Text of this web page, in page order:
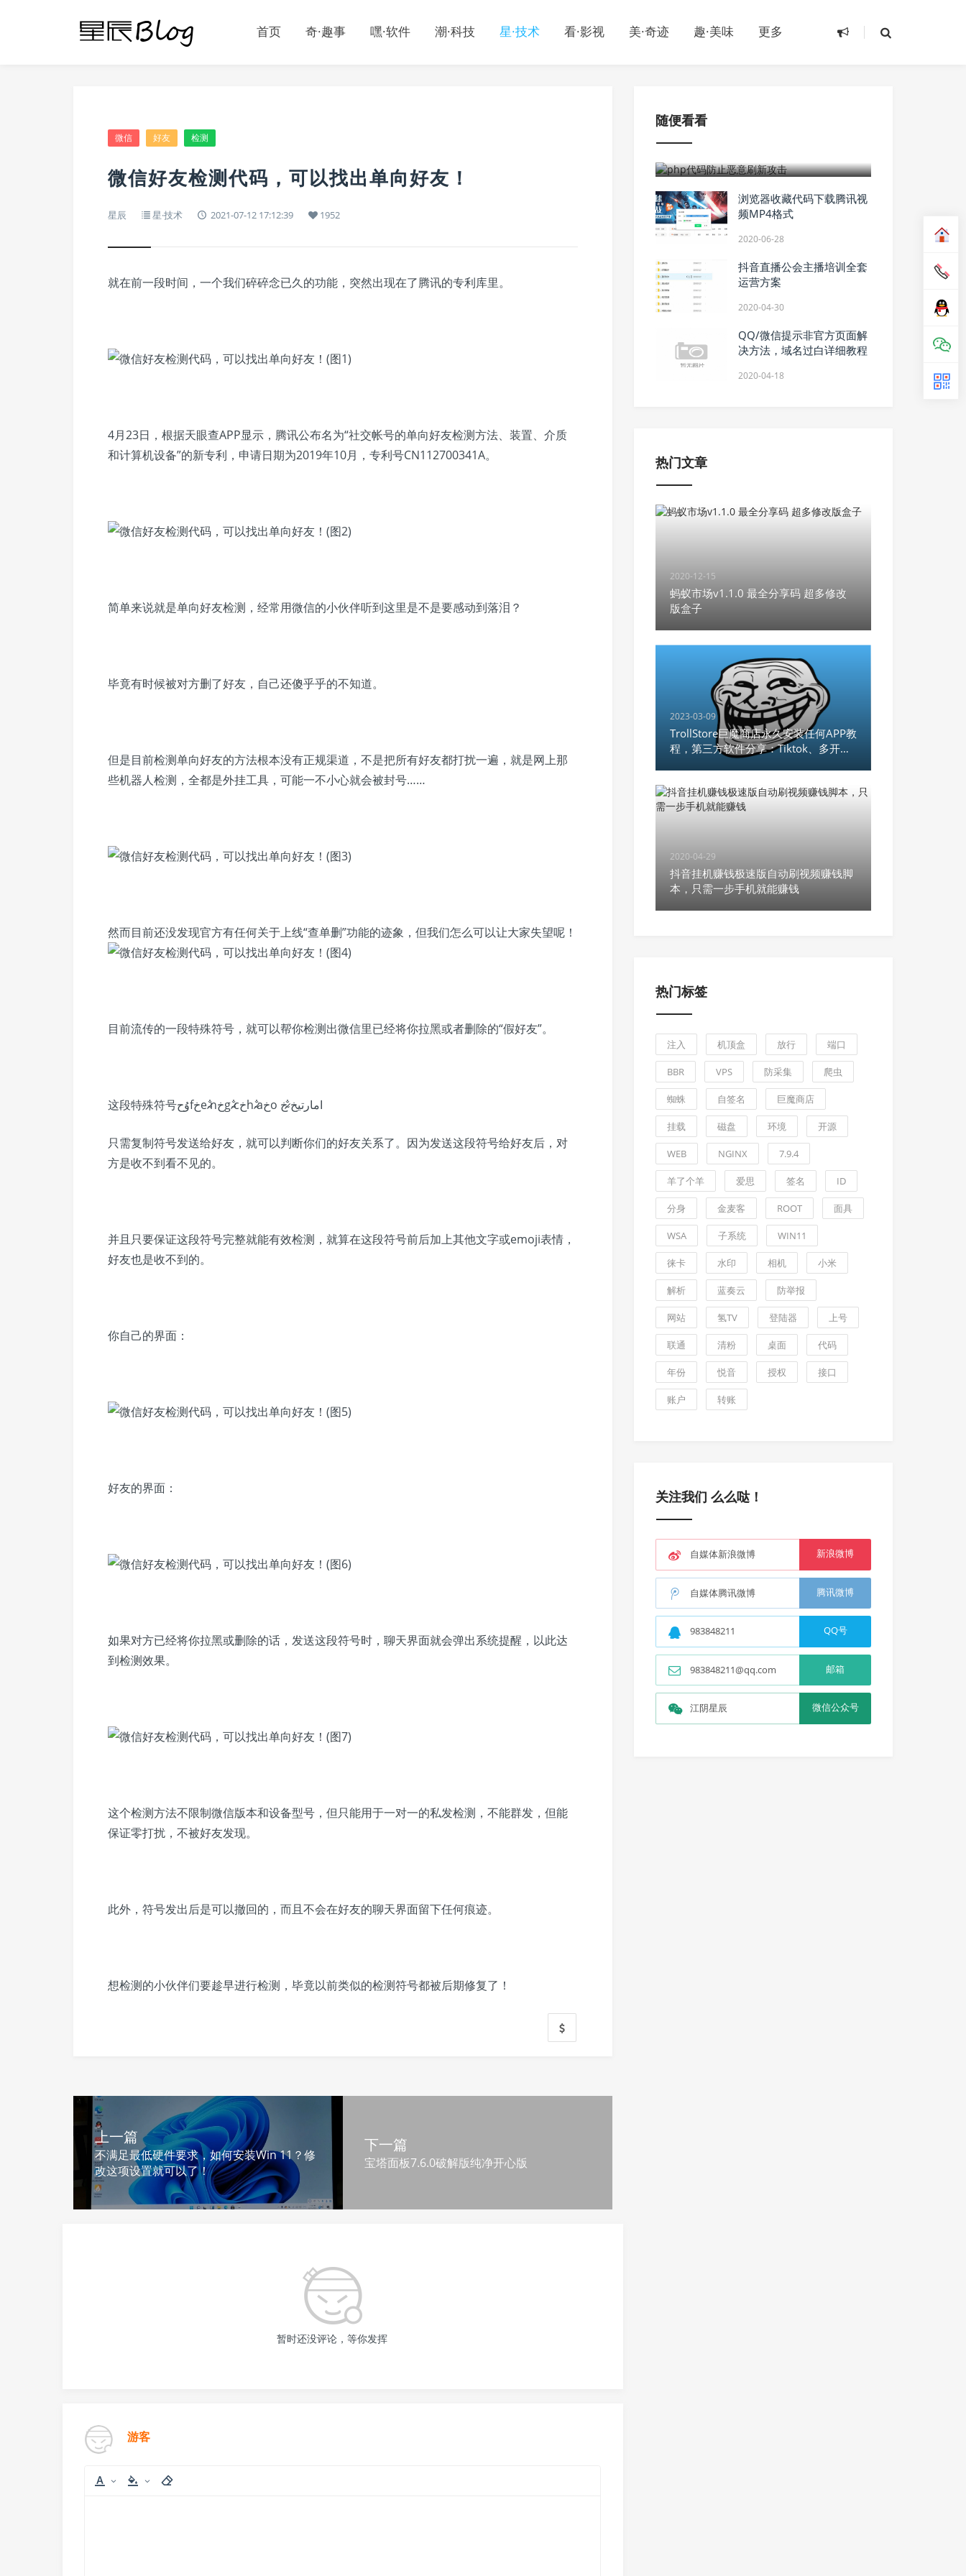
首页 奇·趣事 嘿·软件 潮·科技 星·技术 看·影视 美·奇迹 趣·美味 更多
微信 好友 检测
微信好友检测代码，可以找出单向好友！
星辰 星·技术 2021-07-12 17:12:39 1952
就在前一段时间，一个我们碎碎念已久的功能，突然出现在了腾讯的专利库里。
4月23日，根据天眼查APP显示，腾讯公布名为“社交帐号的单向好友检测方法、装置、介质
和计算机设备”的新专利，申请日期为2019年10月，专利号CN112700341A。
简单来说就是单向好友检测 ，经常用微信的小伙伴听到这里是不是要感动到落泪？
毕竟有时候被对方删了好友，自己还傻乎乎的不知道。
但是目前检测单向好友的方法根本没有正规渠道，不是把所有好友都打扰一遍，就是网上那
些机器人检测，全都是外挂工具，可能一不小心就会被封号……
然而目前还没发现官方有任何关于上线“查单删”功能的迹象，但我们怎么可以让大家失望呢！
目前流传的一段特殊符号，就可以帮你检测出微信里已经将你拉黑或者删除的“假好友”。
这段特殊符号وُحfخe ̷̴̐nخg ̷̴̐cخh ̷̴̐aخo امارتيخ ̷̴̐خ
只需复制符号发送给好友，就可以判断你们的好友关系了。因为发送这段符号给好友后，对
方是收不到看不见的。
并且只要保证这段符号完整就能有效检测， 就算在这段符号前后加上其他文字或emoji表情，
好友也是收不到的。
你自己的界面：
好友的界面：
如果对方已经将你拉黑或删除的话，发送这段符号时，聊天界面就会弹出系统提醒，以此达
到检测效果。
这个检测方法不限制微信版本和设备型号 ， 但只能用于一对一的私发检测，不能群发，但能
保证零打扰，不被好友发现。
此外，符号发出后是可以撤回的，而且不会在好友的聊天界面留下任何痕迹。
想检测的小伙伴们要趁早进行检测，毕竟以前类似的检测符号都被后期修复了！
上一篇
不满足最低硬件要求，如何安装Win 11？修
改这项设置就可以了！
下一篇
宝塔面板7.6.0破解版纯净开心版
暂时还没评论，等你发挥
游客
随便看看
浏览器收藏代码下载腾讯视
频MP4格式
2020-06-28
抖音直播公会主播培训全套
运营方案
2020-04-30
QQ/微信提示非官方页面解
决方法，域名过白详细教程
2020-04-18
热门文章
2020-12-15
蚂蚁市场v1.1.0 最全分享码 超多修改
版盒子
2023-03-09
TrollStore巨魔商店永久安装任何APP教
程，第三方软件分享：Tiktok、多开微
2020-04-29
抖音挂机赚钱极速版自动刷视频赚钱脚
本，只需一步手机就能赚钱
热门标签
注入 机顶盒 放行 端口
BBR VPS 防采集 爬虫
蜘蛛 自签名 巨魔商店
挂载 磁盘 环境 开源
WEB NGINX 7.9.4
羊了个羊 爱思 签名 ID
分身 金麦客 ROOT 面具
WSA 子系统 WIN11
徕卡 水印 相机 小米
解析 蓝奏云 防举报
网站 氢TV 登陆器 上号
联通 清粉 桌面 代码
年份 悦音 授权 接口
账户 转账
关注我们 么么哒！
自媒体新浪微博 新浪微博
自媒体腾讯微博 腾讯微博
983848211 QQ号
983848211@qq.com 邮箱
江阴星辰 微信公众号